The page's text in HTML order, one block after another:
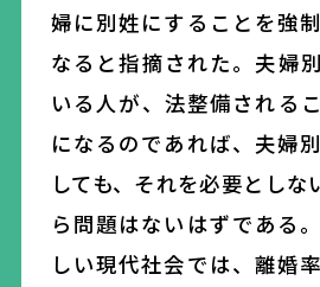
婦に別姓にすることを強
なると指摘された。夫婦
いる人が、法整備される
になるのであれば、夫婦
しても、それを必要としな
ら問題はないはずである
しい現代社会では、離婚